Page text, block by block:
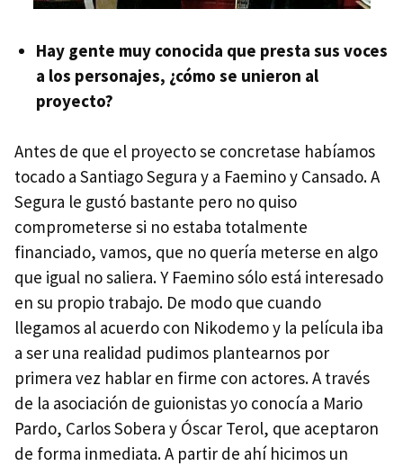
Hay gente muy conocida que presta sus voces
a los personajes, ¿cómo se unieron al
proyecto?
Antes de que el proyecto se concretase habíamos
tocado a Santiago Segura y a Faemino y Cansado. A
Segura le gustó bastante pero no quiso
comprometerse si no estaba totalmente
financiado, vamos, que no quería meterse en algo
que igual no saliera. Y Faemino sólo está interesado
en su propio trabajo. De modo que cuando
llegamos al acuerdo con Nikodemo y la película iba
a ser una realidad pudimos plantearnos por
primera vez hablar en firme con actores. A través
de la asociación de guionistas yo conocía a Mario
Pardo, Carlos Sobera y Óscar Terol, que aceptaron
de forma inmediata. A partir de ahí hicimos un